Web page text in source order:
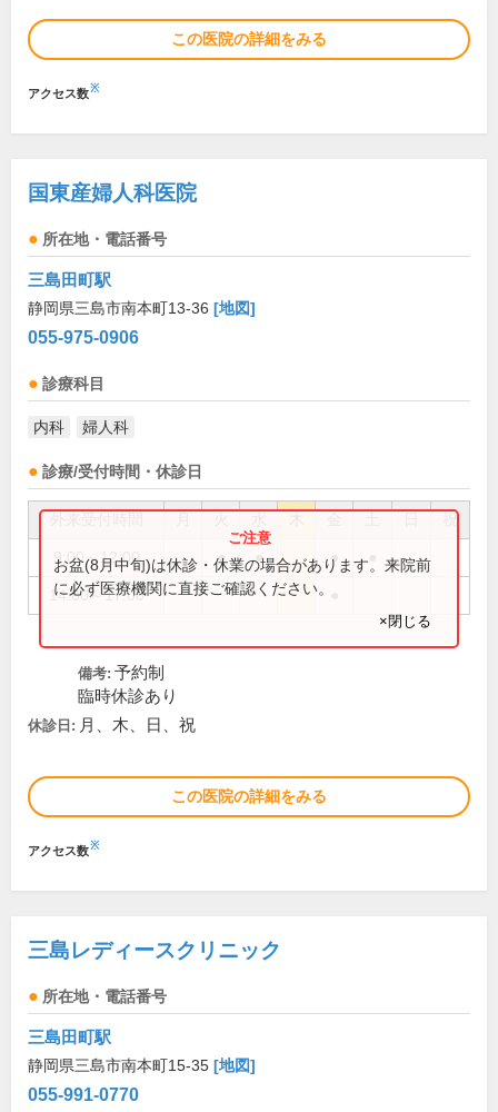
この医院の詳細をみる
アクセス数※
国東産婦人科医院
所在地・電話番号
三島田町駅
静岡県三島市南本町13-36 [地図]
055-975-0906
診療科目
内科 婦人科
診療/受付時間・休診日
祝
9:00～12:00 ● ● ●
14:00～17:00
お盆(8月中旬)は休診・休業の場合があります。来院前
に必ず医療機関に直接ご確認ください。
×閉じる
備考: 予約制
臨時休診あり
休診日: 月、木、日、祝
この医院の詳細をみる
アクセス数※
三島レディースクリニック
所在地・電話番号
三島田町駅
静岡県三島市南本町15-35 [地図]
055-991-0770